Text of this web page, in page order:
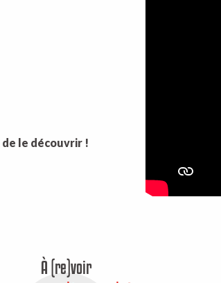
de le découvrir !
À (re)voir